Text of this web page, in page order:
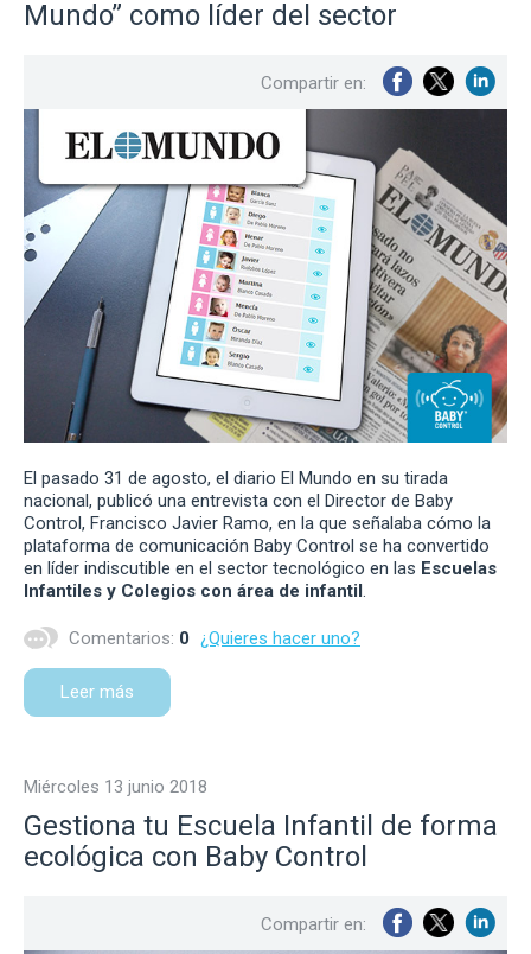
Mundo” como líder del sector
Compartir en:
El pasado 31 de agosto, el diario El Mundo en su tirada
nacional, publicó una entrevista con el Director de Baby
Control, Francisco Javier Ramo, en la que señalaba cómo la
plataforma de comunicación Baby Control se ha convertido
en líder indiscutible en el sector tecnológico en las Escuelas
Infantiles y Colegios con área de infantil .
Comentarios: 0 ¿Quieres hacer uno?
Leer más
miércoles 13 junio 2018
Gestiona tu Escuela Infantil de forma
ecológica con Baby Control
Compartir en: